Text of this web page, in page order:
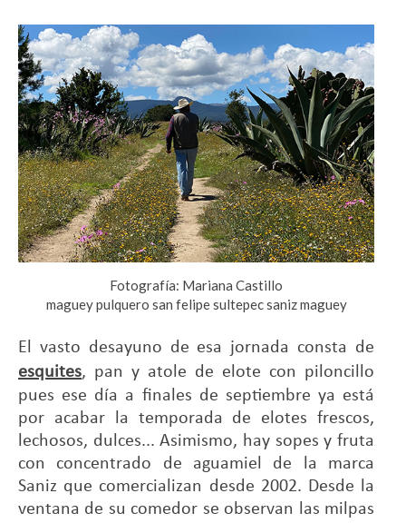
Fotografía: Mariana Castillo
maguey pulquero san felipe sultepec saniz maguey
El vasto desayuno de esa jornada consta de
esquites, pan y atole de elote con piloncillo
pues ese día a finales de septiembre ya está
por acabar la temporada de elotes frescos,
lechosos, dulces... Asimismo, hay sopes y fruta
con concentrado de aguamiel de la marca
Saniz que comercializan desde 2002. Desde la
ventana de su comedor se observan las milpas